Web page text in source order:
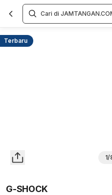
Terbaru
1/
G-SHOCK
Overview